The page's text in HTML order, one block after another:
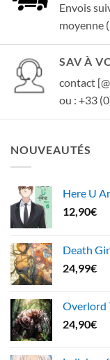
Envois
moyenne
SAV À
contact
ou : +33
NOUVEAUTÉS
Here U
12,90€
Death
24,99€
Overlord
24,90€